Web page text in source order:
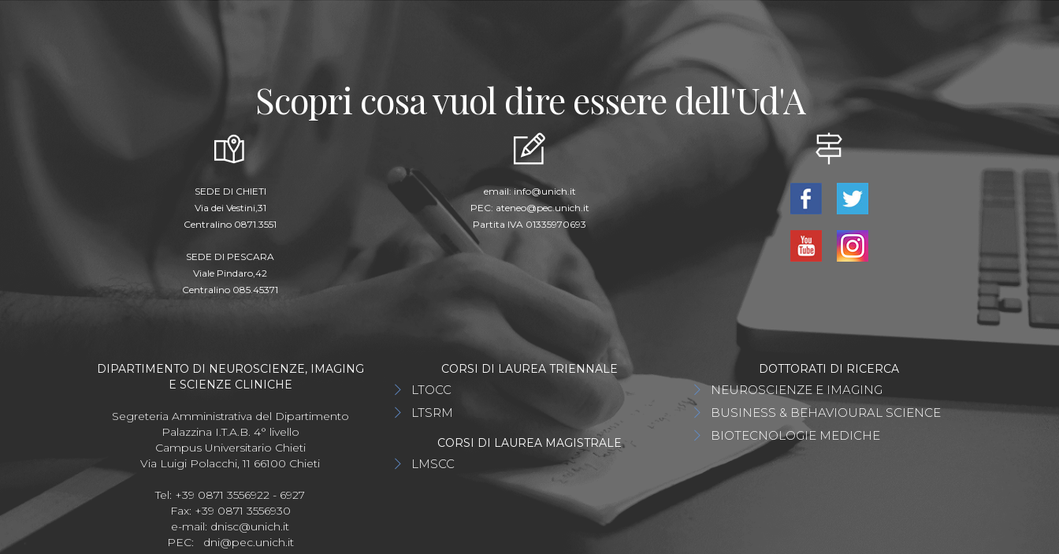
Scopri cosa vuol dire essere dell'Ud'A
SEDE DI CHIETI
Via dei Vestini,31
Centralino 0871.3551
SEDE DI PESCARA
Viale Pindaro,42
Centralino 085.45371
email:info@unich.it
PEC: ateneo@pec.unich.it
Partita IVA 01335970693
DIPARTIMENTO DI NEUROSCIENZE, IMAGING
E SCIENZE CLINICHE
Segreteria Amministrativa del Dipartimento
Palazzina I.T.A.B. 4° livello
Campus Universitario Chieti
Via Luigi Polacchi, 11 66100 Chieti
Tel: +39 0871 3556922 - 6927
Fax: +39 0871 3556930
e-mail: dnisc@unich.it
PEC: dni@pec.unich.it
CORSI DI LAUREA TRIENNALE
LTOCC
LTSRM
CORSI DI LAUREA MAGISTRALE
LMSCC
DOTTORATI DI RICERCA
NEUROSCIENZE E IMAGING
BUSINESS & BEHAVIOURAL SCIENCE
BIOTECNOLOGIE MEDICHE